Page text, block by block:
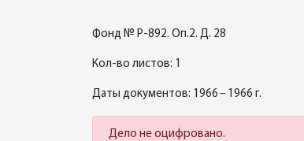
Фонд № Р-892. Оп.2. Д. 28
Кол-во листов: 1
Даты документов: 1966 – 1966 г.
Дело не оцифровано.